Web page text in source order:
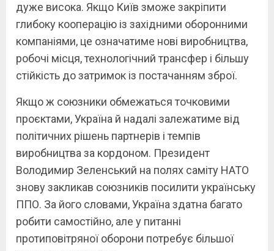
дуже висока. Якщо Київ зможе закріпити
глибоку кооперацію із західними оборонними
компаніями, це означатиме нові виробництва,
робочі місця, технологічний трансфер і більшу
стійкість до затримок із постачанням зброї.
Якщо ж союзники обмежаться точковими
проєктами, Україна й надалі залежатиме від
політичних рішень партнерів і темпів
виробництва за кордоном. Президент
Володимир Зеленський на полях саміту НАТО
знову закликав союзників посилити українську
ППО. За його словами, Україна здатна багато
робити самостійно, але у питанні
протиповітряної оборони потребує більшої